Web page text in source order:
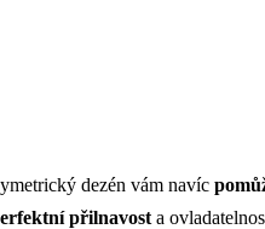
dezén vám navíc
přilnavost a